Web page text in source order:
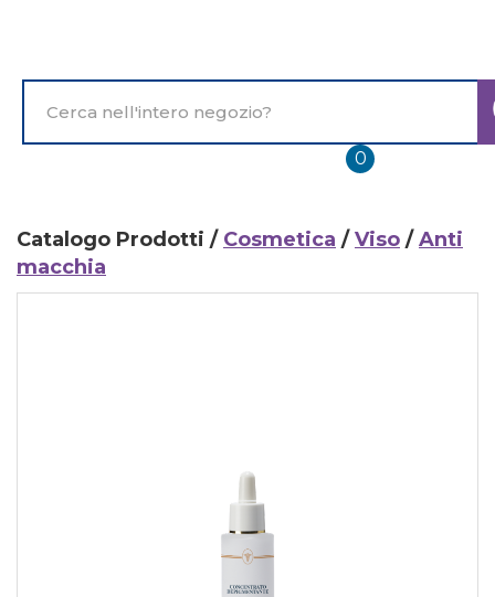
principale
Prodotto
0prodotti
inseriti
Catalogo Prodotti / Cosmetica /Viso /Anti
macchia